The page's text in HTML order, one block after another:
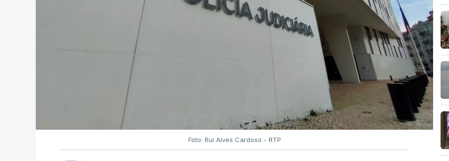
Foto: Rui Alves Cardoso - RTP